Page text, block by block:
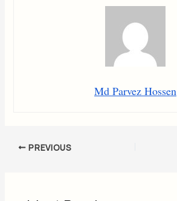
Md Parvez Hossen
PREVIOUS